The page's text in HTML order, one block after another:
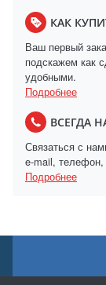
КАК
Ваш первый
подскажем как
удобными.
Подробнее
ВСЕГДА
Связаться с
e-mail,
Подробнее